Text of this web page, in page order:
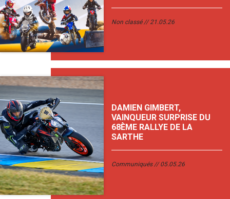
Non classé 21.05.26
DAMIEN GIMBERT,
VAINQUEUR SURPRISE DU
68ÈME RALLYE DE LA
SARTHE
Communiqués 05.05.26